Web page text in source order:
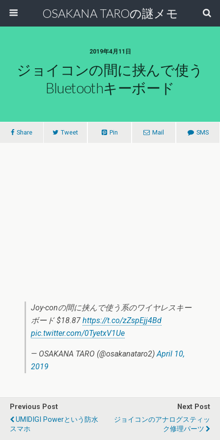
OSAKANA TAROの謎メモ
2019年4月11日
ジョイコンの間に挟んで使う
Bluetoothキーボード
Share Tweet Pin Mail SMS
Joy-conの間に挟んで使う系のワイヤレスキー
ボード $18.87 https://t.co/zZspEjj4Bd
pic.twitter.com/0TyetxV1Ue
— OSAKANA TARO (@osakanataro2)April 10,
2019
Previous Post
UMIDIGI Powerという防水
スマホ
Next Post
ジョイコンのアナログスティッ
ク修理パーツ